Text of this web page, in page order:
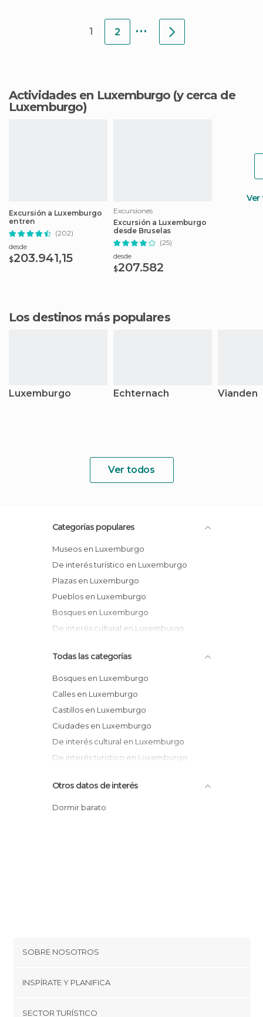
1 2 ...
Actividades en Luxemburgo (y cerca de
Luxemburgo)
Excursión a Luxemburgo
en tren
(202)
desde
$203.941,15
Excursiones
Excursión a Luxemburgo
desde Bruselas
(25)
desde
$207.582
Los destinos más populares
Luxemburgo Echternach Vianden
Ver todos
Categorías populares
Museos en Luxemburgo
De interés turístico en Luxemburgo
Plazas en Luxemburgo
Pueblos en Luxemburgo
Bosques en Luxemburgo
De interés cultural en Luxemburgo
Todas las categorías
Bosques en Luxemburgo
Calles en Luxemburgo
Castillos en Luxemburgo
Ciudades en Luxemburgo
De interés cultural en Luxemburgo
De interés turístico en Luxemburgo
Iglesias en Luxemburgo
Museos en Luxemburgo
Otros datos de interés
Dormir barato
SOBRE NOSOTROS
Cookies
INSPÍRATE Y PLANIFICA
SECTOR TURÍSTICO